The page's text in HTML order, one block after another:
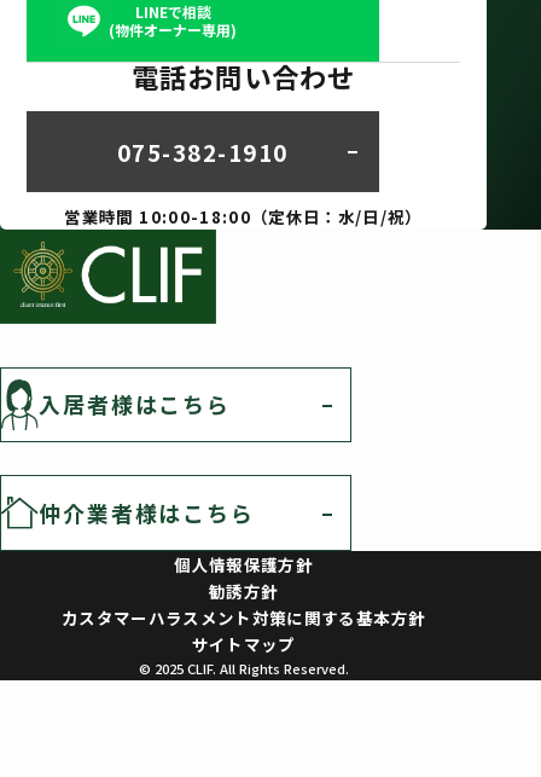
LINEで相談
(物件オーナー専用)
電話お問い合わせ
075-382-1910
営業時間 10:00-18:00（定休日：水/日/祝）
入居者様はこちら
仲介業者様はこちら
個人情報保護方針
勧誘方針
カスタマーハラスメント対策に関する基本方針
サイトマップ
© 2025 CLIF. All Rights Reserved.